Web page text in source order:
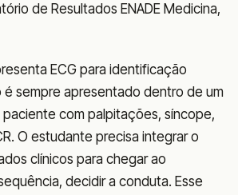
de Resultados ENADE Medicina,
ECG para identificação
é sempre apresentado dentro de um
paciente com palpitações, síncope,
O estudante precisa integrar o
clínicos para chegar ao
decidir a conduta. Esse